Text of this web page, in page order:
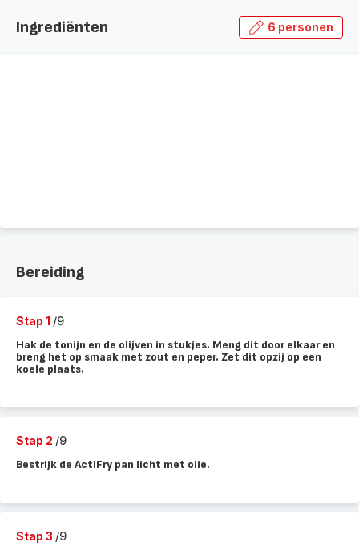
Ingrediënten 6 personen
Bereiding
Stap 1 /9
Hak de tonijn en de olijven in stukjes. Meng dit door elkaar en
breng het op smaak met zout en peper. Zet dit opzij op een
koele plaats.
Stap 2 /9
Bestrijk de ActiFry pan licht met olie.
Stap 3 /9